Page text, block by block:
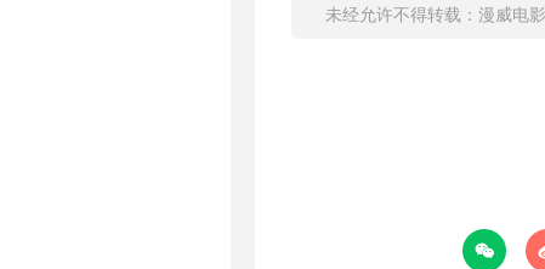
未经允许不得转载： 漫威电影
